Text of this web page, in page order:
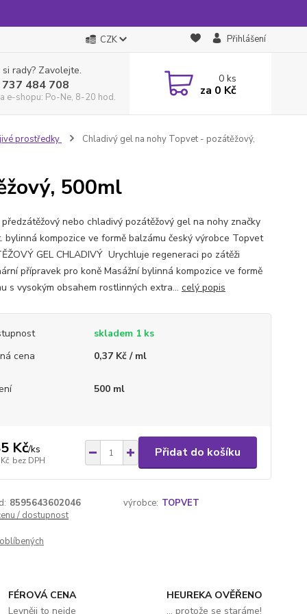
CZK Přihlášení
rady? Zavolejte.
484 708
e-shopu: Po-Ne, 8-20 hod.
0ks
za 0 Kč
prostředky Chladivý gel na nohy Topvet - pozátěžový,
500ml
nebo chladivý pozátěžový gel na nohy značky
bylinná kompozice ve formě balzámu český výrobce Topvet
GEL CHLADIVÝ Urychluje regeneraci po zátěži
přípravek pro koně Masážní bylinná kompozice ve formě
s vysokým obsahem rostlinných extra... celý popis
skladem 1 ks
cena
0,37 Kč / ml
500 ml
Kč/ks
bez DPH
Přidat do košíku
8595643602046 výrobce: TOPVET
/ dostupnost
FÉROVÁ CENA
Levněji to nejde
HEUREKA OVĚŘENO
... protože se staráme!